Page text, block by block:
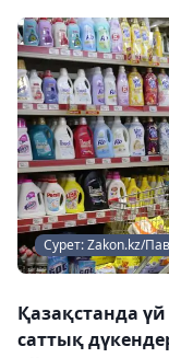
Сурет: Zakon.kz/
Қазақстанда
саттық